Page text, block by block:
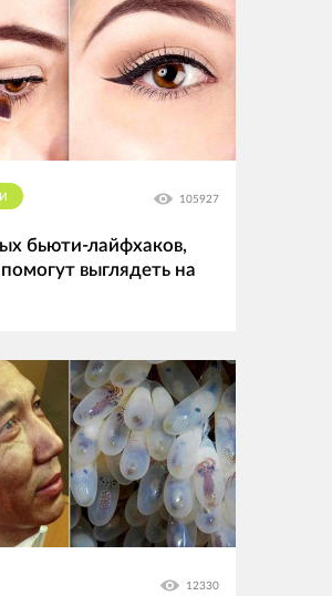
105927
бьюти-лайфхаков,
выглядеть на
12330